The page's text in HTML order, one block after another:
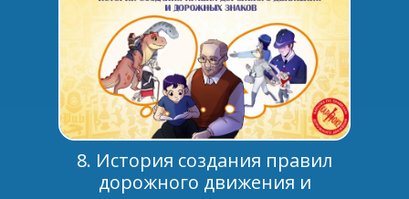
8. История создания правил
дорожного движения и